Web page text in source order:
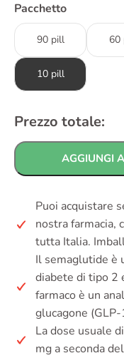
Pacchetto
90 pill 60
10 pill
Prezzo totale:
AGGIUNGI
Puoi acquistare
nostra farmacia,
tutta Italia.
Il semaglutide è
diabete di tipo 2
farmaco è un
glucagone (GLP-
La dose usuale
mg a seconda